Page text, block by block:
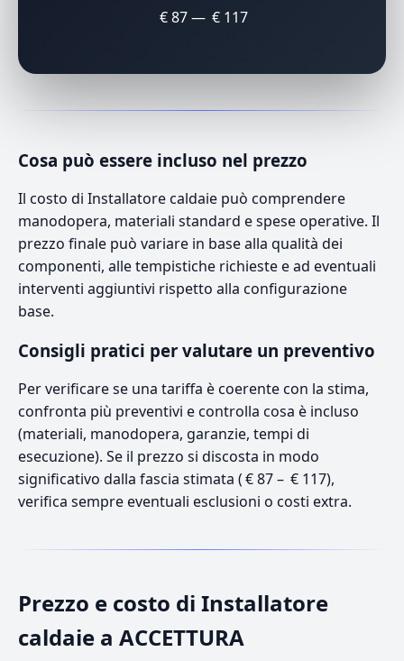
€ 87 — € 117
Cosa può essere incluso nel prezzo
Il costo di Installatore caldaie può comprendere
manodopera, materiali standard e spese operative. Il
prezzo finale può variare in base alla qualità dei
componenti, alle tempistiche richieste e ad eventuali
interventi aggiuntivi rispetto alla configurazione
base.
Consigli pratici per valutare un preventivo
Per verificare se una tariffa è coerente con la stima,
confronta più preventivi e controlla cosa è incluso
(materiali, manodopera, garanzie, tempi di
esecuzione). Se il prezzo si discosta in modo
significativo dalla fascia stimata ( € 87 – € 117),
verifica sempre eventuali esclusioni o costi extra.
Prezzo e costo di Installatore
caldaie a ACCETTURA